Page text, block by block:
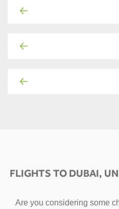
FLIGHTS TO DUBAI,
Are you considering some